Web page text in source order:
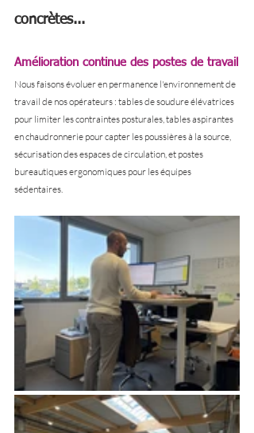
concrètes...
Amélioration continue des postes de travail
Nous faisons évoluer en permanence l'environnement de
travail de nos opérateurs : tables de soudure élévatrices
pour limiter les contraintes posturales, tables aspirantes
en chaudronnerie pour capter les poussières à la source,
sécurisation des espaces de circulation, et postes
bureautiques ergonomiques pour les équipes
sédentaires.